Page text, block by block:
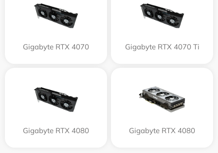
Gigabyte RTX 4070 Gigabyte RTX 4070 Ti
Gigabyte RTX 4080 Gigabyte RTX 4080